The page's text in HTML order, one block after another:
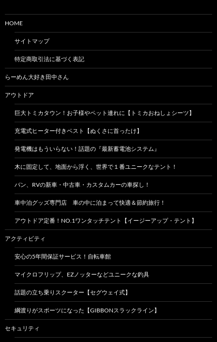
HOME
サイトマップ
特定商取引法に基づく表記
らーめん大好き田中さん
アウトドア
巨大トミカタウン！お子様やペット連れに【トミカおねしょシーツ】
充電式ヒーター付きベスト【ぬくさに首ったけ】
発電機はもういらない！話題の『最新蓄電池システム』
木に固定して、地面から浮く、世界で１番ユニークなテント！
バン、RVの新車・中古車・カスタムカーの車探し！
車中泊グッズ専門店 車の中に泊まって快適＆節約旅行！
アウトドア定番！NO.1ワンタッチテント【イージーアップ・テント】
アクティビティ
安心の5年間保証サービス！自転車館
マイクロフリップ、EZノッターなどユニークな釣具
話題の立ち乗りスクーター【セグウェイ式】
綱渡りがスポーツになった【GIBBONスラックライン】
セキュリティ